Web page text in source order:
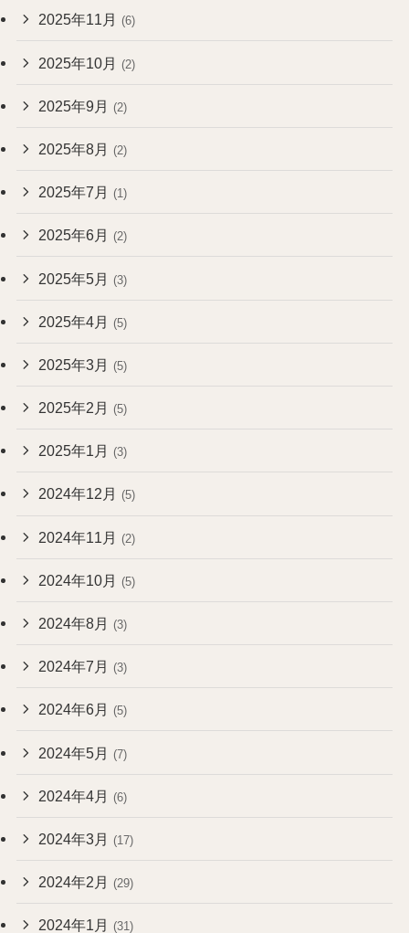
2025年11月 (6)
2025年10月 (2)
2025年9月 (2)
2025年8月 (2)
2025年7月 (1)
2025年6月 (2)
2025年5月 (3)
2025年4月 (5)
2025年3月 (5)
2025年2月 (5)
2025年1月 (3)
2024年12月 (5)
2024年11月 (2)
2024年10月 (5)
2024年8月 (3)
2024年7月 (3)
2024年6月 (5)
2024年5月 (7)
2024年4月 (6)
2024年3月 (17)
2024年2月 (29)
2024年1月 (31)